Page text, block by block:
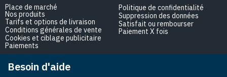
Place de marché
Nos produits
Tarifs et options de livraison
Conditions générales de vente
Cookies et ciblage publicitaire
Paiements
Politique de confidentialité
Suppression des données
Satisfait ou rembourser
Paiement X fois
Besoin d'aide